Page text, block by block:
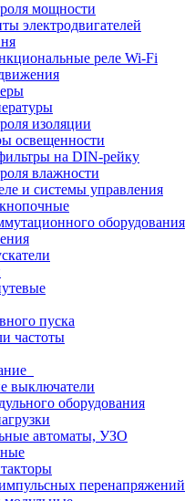
мощности
электродвигателей
реле Wi-Fi
изоляции
освещенности
на DIN-рейку
влажности
и системы управления
оборудования
пуска
частоты
выключатели
оборудования
автоматы, УЗО
перенапряжений